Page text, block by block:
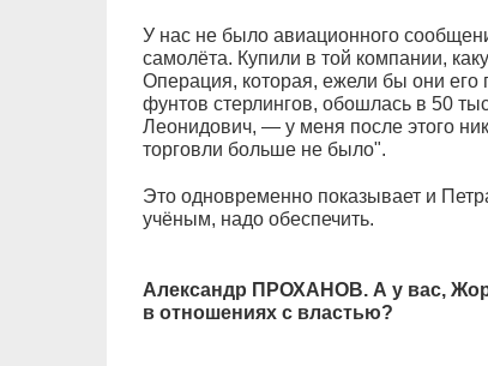
У нас не было авиационного
самолёта. Купили в той компании,
Операция, которая, ежели бы они
фунтов стерлингов, обошлась в 50
Леонидович, — у меня после этого
торговли больше не было".
Это одновременно показывает и
учёным, надо обеспечить.
Александр ПРОХАНОВ. А у вас,
в отношениях с властью?